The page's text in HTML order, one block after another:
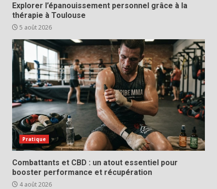
Explorer l’épanouissement personnel grâce à la
thérapie à Toulouse
5 août 2026
Pratique
Combattants et CBD : un atout essentiel pour
booster performance et récupération
4 août 2026